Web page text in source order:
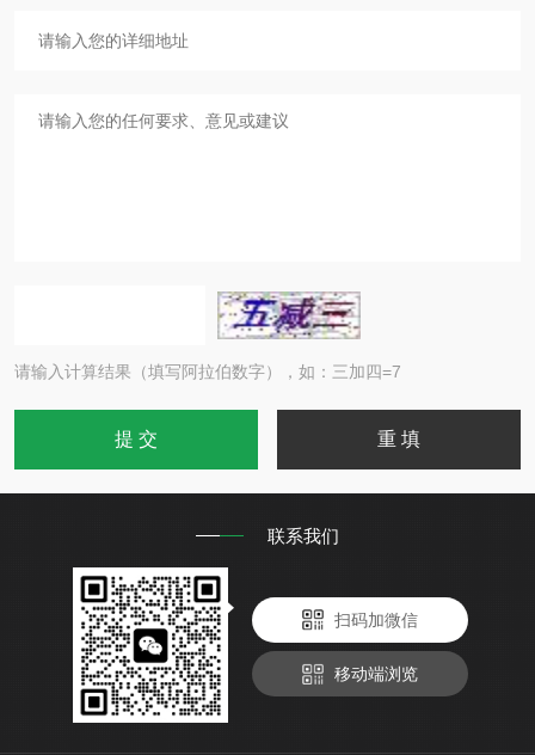
请输入计算结果（填写阿拉伯数字），如：三加四=7
联系我们
扫码加微信
移动端浏览